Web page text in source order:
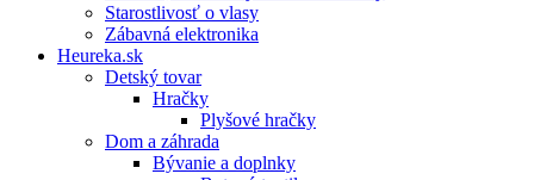
Starostlivosť o vlasy
Zábavná elektronika
Heureka.sk
Detský tovar
Hračky
Plyšové hračky
Dom a záhrada
Bývanie a doplnky